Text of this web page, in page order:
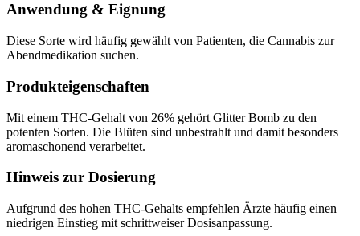
Anwendung & Eignung
Diese Sorte wird häufig gewählt von Patienten, die Cannabis zur
Abendmedikation suchen.
Produkteigenschaften
Mit einem THC-Gehalt von 26% gehört Glitter Bomb zu den
potenten Sorten. Die Blüten sind unbestrahlt und damit besonders
aromaschonend verarbeitet.
Hinweis zur Dosierung
Aufgrund des hohen THC-Gehalts empfehlen Ärzte häufig einen
niedrigen Einstieg mit schrittweiser Dosisanpassung.